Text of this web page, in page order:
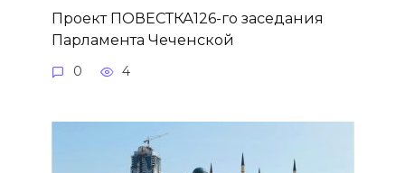
Проект ПОВЕСТКА126-го заседания
Парламента Чеченской
0 4